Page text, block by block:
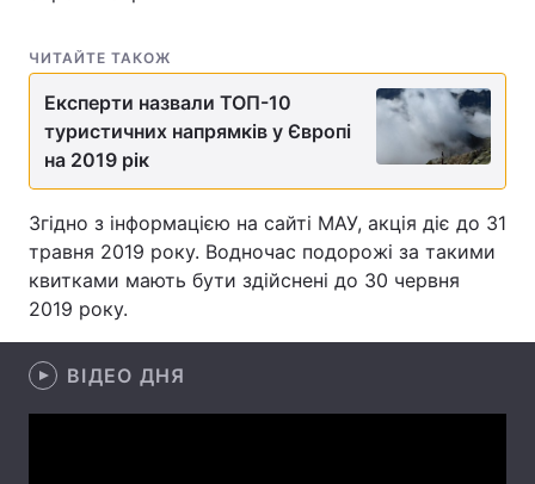
Україна
Економіка Світ
Спорт
Зброя Інциденти
Здоров'я
Цікавинки
Екологія Регіони
ЧИТАЙТЕ ТАКОЖ
Експерти назвали ТОП-10
туристичних напрямків у Європі
на 2019 рік
Згідно з інформацією на сайті МАУ, акція діє до 31
травня 2019 року. Водночас подорожі за такими
квитками мають бути здійснені до 30 червня
2019 року.
ВІДЕО ДНЯ